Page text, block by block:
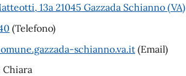
13a 21045 Gazzada Schianno (VA)
(Telefono)
schianno.va.it (Email)
Chiara